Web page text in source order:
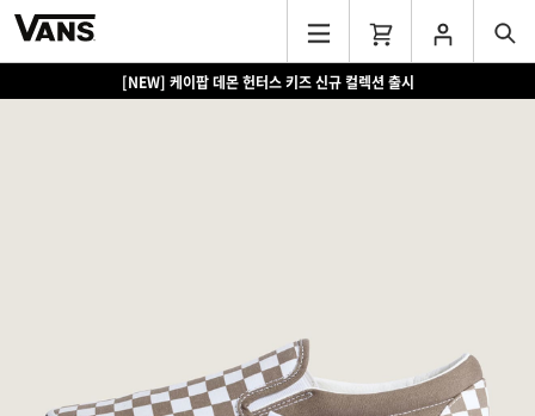
[NEW] 케이팝 데몬 헌터스 키즈 신규 컬렉션 출시